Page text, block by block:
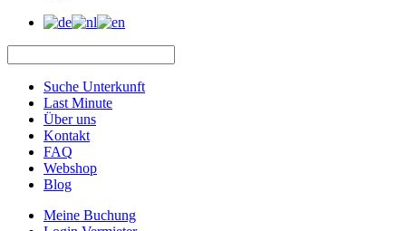
Suche Unterkunft
Last Minute
Über uns
Kontakt
FAQ
Webshop
Blog
Meine Buchung